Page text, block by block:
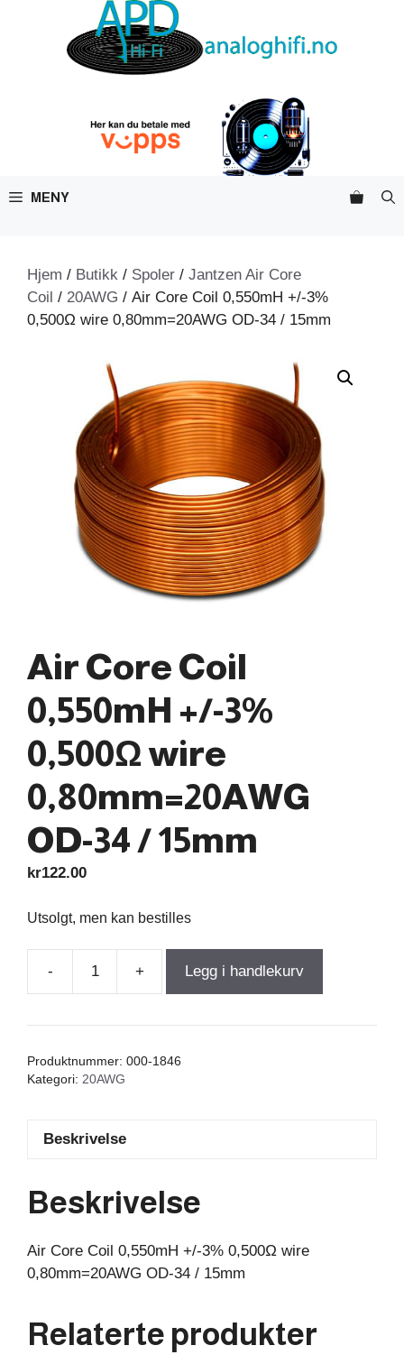
MENY
Hjem / Butikk / Spoler / Jantzen Air Core
Coil / 20AWG / Air Core Coil 0,550mH +/-3%
0,500Ω wire 0,80mm=20AWG OD-34 / 15mm
Air Core Coil
0,550mH +/-3%
0,500Ω wire
0,80mm=20AWG
OD-34 / 15mm
kr122.00
Utsolgt, men kan bestilles
-
Coil
antall
+ Legg i handlekurv
Produktnummer: 000-1846
Kategori: 20AWG
Beskrivelse
Beskrivelse
Air Core Coil 0,550mH +/-3% 0,500Ω wire
0,80mm=20AWG OD-34 / 15mm
Relaterte produkter